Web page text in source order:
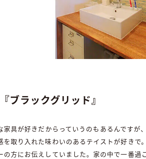
ブラックグリッド』
具が好きだからっていうのもあるんですが
取り入れた味わいのあるテイストが好きで
方にお伝えしていました。家の中で一番過